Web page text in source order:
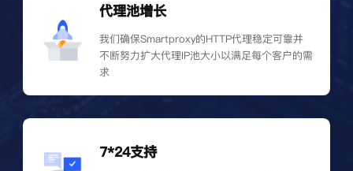
代理池增长
我们确保Smartproxy的HTTP代理稳定可靠并
不断努力扩大代理IP池大小以满足每个客户的需
求
7*24支持